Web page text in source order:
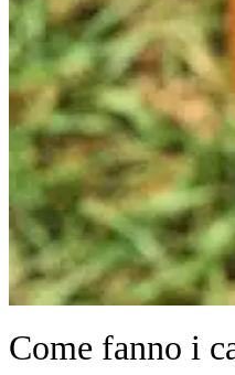
Come fanno i